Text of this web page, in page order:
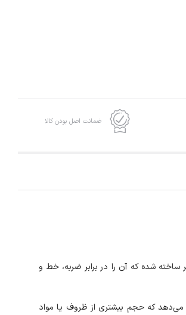
ضمانت اصل بودن کالا
با طراحی مدرن و کیفیت ساخت بی‌نظیر، انتخابی عالی برای هر آشپزخانه است. این سینک از استیل مقاوم با ضخامت 0.8 میلی‌متر ساخته شده که آن را در برابر ضربه، خط و
راحت‌تر می‌کند. عمق 22 سانتی‌متر لگن‌ها به شما این امکان را می‌دهد که حجم بیشتری از ظروف یا مواد